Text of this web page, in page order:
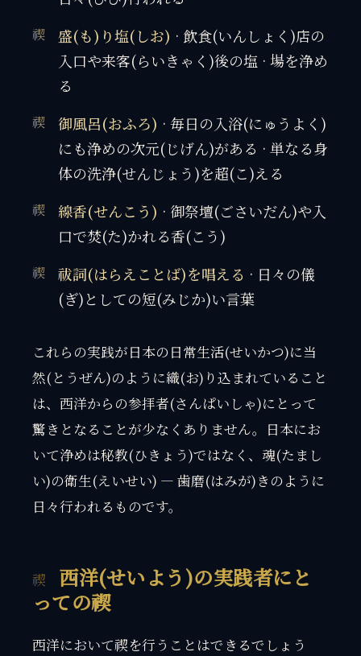
盛(も)り塩(しお) · 飲食(いんしょく)店の
入口や来客(らいきゃく)後の塩 · 場を浄め
る
御風呂(おふろ) · 毎日の入浴(にゅうよく)
にも浄めの次元(じげん)がある · 単なる身
体の洗浄(せんじょう)を超(こ)える
線香(せんこう) · 御祭壇(ごさいだん)や入
口で焚(た)かれる香(こう)
祓詞(はらえことば)を唱える · 日々の儀
(ぎ)としての短(みじか)い言葉
これらの実践が日本の日常生活(せいかつ)に当
然(とうぜん)のように織(お)り込まれていること
は、西洋からの参拝者(さんぱいしゃ)にとって
驚きとなることが少なくありません。日本にお
いて浄めは秘教(ひきょう)ではなく、魂(たまし
い)の衛生(えいせい) — 歯磨(はみが)きのように
日々行われるものです。
西洋(せいよう)の実践者にと
っての禊
西洋において禊を行うことはできるでしょう